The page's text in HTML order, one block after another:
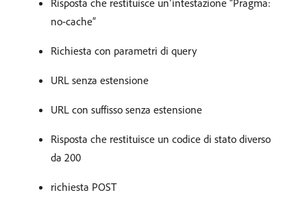
Risposta che restituisce un’intestazione “Pragma:
no-cache”
Richiesta con parametri di query
URL senza estensione
URL con suffisso senza estensione
Risposta che restituisce un codice di stato diverso
da 200
richiesta POST